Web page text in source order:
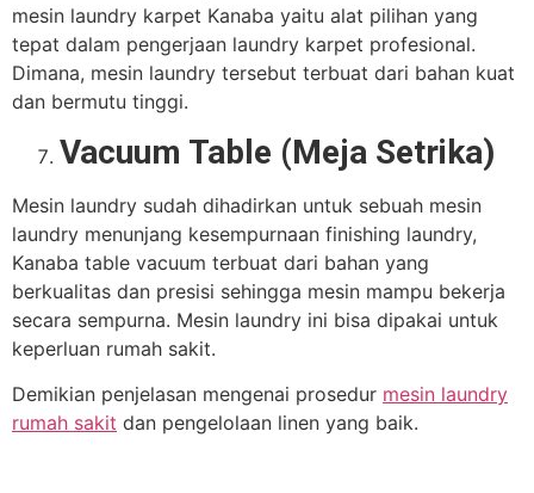
mesin laundry karpet Kanaba yaitu alat pilihan yang
tepat dalam pengerjaan laundry karpet profesional.
Dimana, mesin laundry tersebut terbuat dari bahan kuat
dan bermutu tinggi.
Vacuum Table (Meja Setrika)
Mesin laundry sudah dihadirkan untuk sebuah mesin
laundry menunjang kesempurnaan finishing laundry,
Kanaba table vacuum terbuat dari bahan yang
berkualitas dan presisi sehingga mesin mampu bekerja
secara sempurna. Mesin laundry ini bisa dipakai untuk
keperluan rumah sakit.
Demikian penjelasan mengenai prosedur mesin laundry
rumah sakit dan pengelolaan linen yang baik.